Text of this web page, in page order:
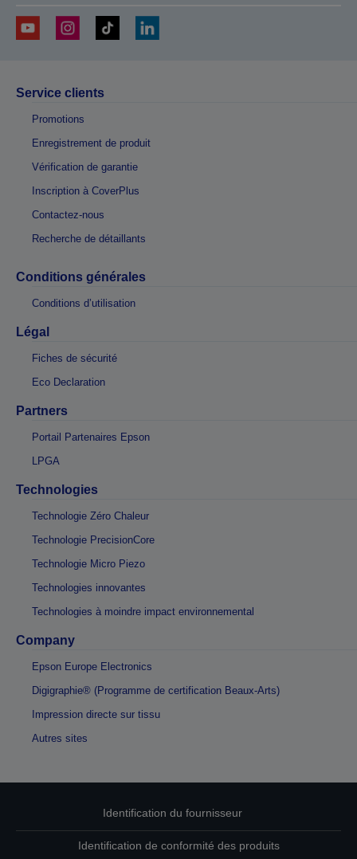
Service clients
Promotions
Enregistrement de produit
Vérification de garantie
Inscription à CoverPlus
Contactez-nous
Recherche de détaillants
Conditions générales
Conditions d’utilisation
Légal
Fiches de sécurité
Eco Declaration
Partners
Portail Partenaires Epson
LPGA
Technologies
Technologie Zéro Chaleur
Technologie PrecisionCore
Technologie Micro Piezo
Technologies innovantes
Technologies à moindre impact environnemental
Company
Epson Europe Electronics
Digigraphie® (Programme de certification Beaux-Arts)
Impression directe sur tissu
Autres sites
Identification du fournisseur
Identification de conformité des produits